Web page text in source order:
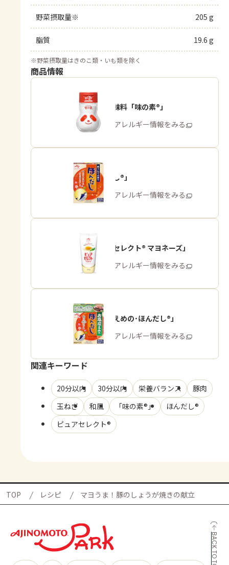
野菜摂取量※ 205 g
脂質 19.6 g
※野菜摂取量はきのこ類・いも類を除く
商品情報
うま味調味料「味の素®」
商品・アレルギー情報をみる
「ほんだし®」
商品・アレルギー情報をみる
「ピュアセレクト® マヨネーズ」
商品・アレルギー情報をみる
「お塩控えめの･ほんだし®」
商品・アレルギー情報をみる
関連キーワード
20分以内 30分以内 栄養バランス
豚肉
玉ねぎ
和風 「味の素®」
ほんだし®
ピュアセレクト®
TOP レシピ マヨうま！豚のしょうが焼きの献立
BACK TO TOP